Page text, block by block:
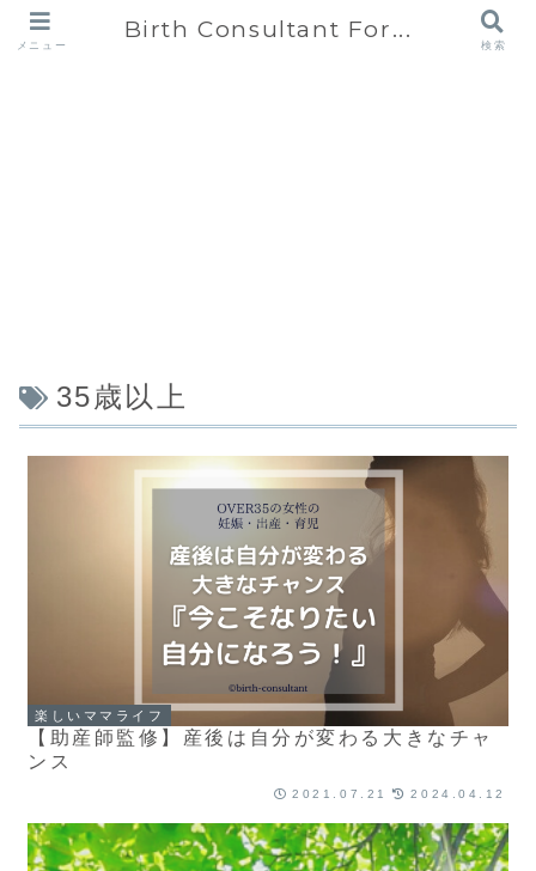
35歳以上
楽しいママライフ
【助産師監修】産後は自分が変わる大きなチャ
ンス
2021.07.21 2024.04.12
メニュー
Birth Consultant For...
検索